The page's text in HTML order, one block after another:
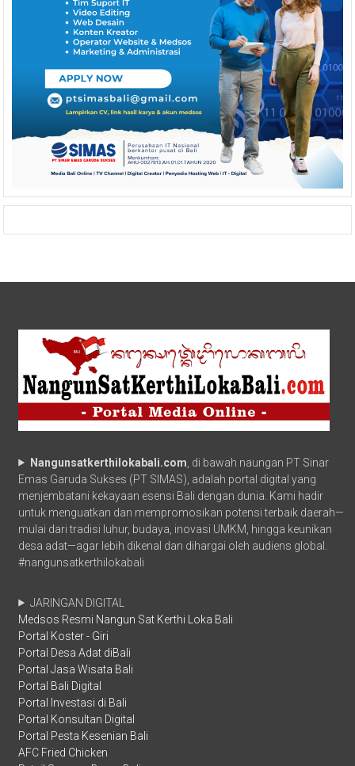
Nangunsatkerthilokabali.com , di bawah naungan PT Sinar
Emas Garuda Sukses (PT SIMAS), adalah portal digital yang
menjembatani kekayaan esensi Bali dengan dunia. Kami hadir
untuk menguatkan dan mempromosikan potensi terbaik daerah—
mulai dari tradisi luhur, budaya, inovasi UMKM, hingga keunikan
desa adat—agar lebih dikenal dan dihargai oleh audiens global.
#nangunsatkerthilokabali
JARINGAN DIGITAL
Medsos Resmi Nangun Sat Kerthi Loka Bali
Portal Koster - Giri
Portal Desa Adat diBali
Portal Jasa Wisata Bali
Portal Bali Digital
Portal Investasi di Bali
Portal Konsultan Digital
Portal Pesta Kesenian Bali
AFC Fried Chicken